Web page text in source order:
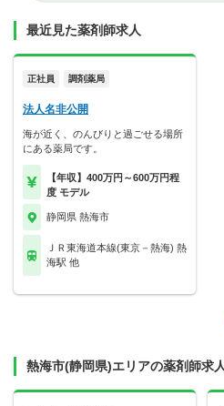
最近見た薬剤師求人
正社員 調剤薬局
法人名非公開
海が近く、のんびりと過ごせる場所
にある薬局です。
【年収】400万円～600万円程
度 モデル
静岡県 熱海市
ＪＲ東海道本線(東京－熱海) 熱
海駅 他
熱海市(静岡県)エリアの薬剤師求人